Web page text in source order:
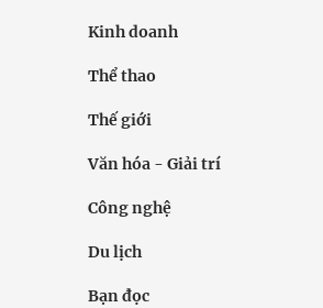
Kinh doanh
Thể thao
Thế giới
Văn hóa - Giải trí
Công nghệ
Du lịch
Bạn đọc